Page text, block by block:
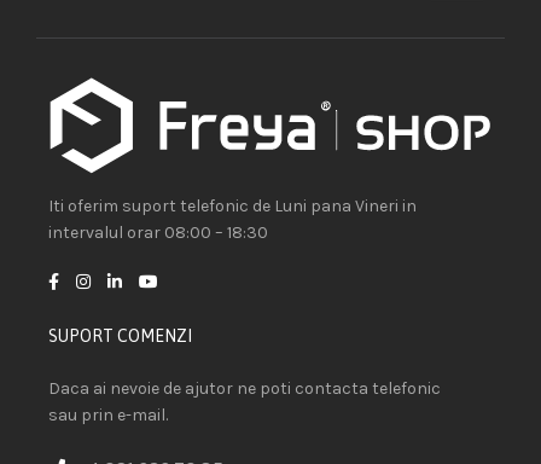
Iti oferim suport telefonic de Luni pana Vineri in
intervalul orar 08:00 – 18:30
SUPORT COMENZI
Daca ai nevoie de ajutor ne poti contacta telefonic
sau prin e-mail.